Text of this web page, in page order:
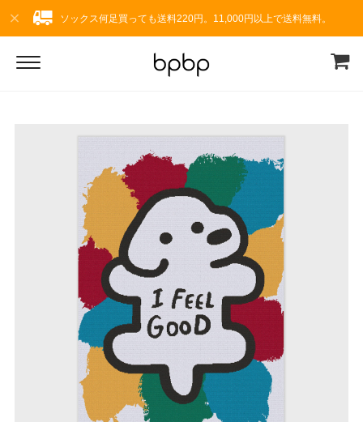
ソックス何足買っても送料220円。11,000円以上で送料無料。